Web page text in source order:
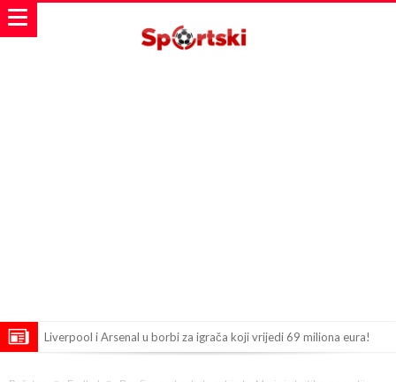
Liverpool i Arsenal u borbi za igrača koji vrijedi 69 miliona eura!